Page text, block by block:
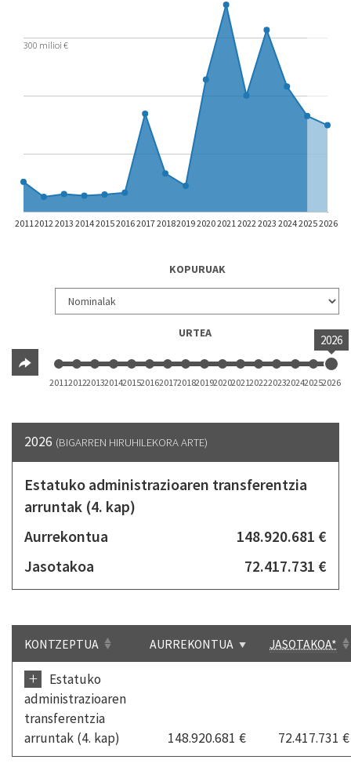
2011 2012 2013 20142015201620172018201920202021 20222023202420252026
300 milioi €
KOPURUAK
URTEA 2026
2011201220132014201520162017201820192020202120222023202420252026
2026 (BIGARREN HIRUHILEKORA ARTE)
Estatuko administrazioaren transferentzia
arruntak (4. kap)
Aurrekontua
148.920.681 €
Jasotakoa
72.417.731 €
KONTZEPTUA AURREKONTUA JASOTAKOA*
+
Estatuko
administrazioaren
transferentzia
arruntak (4. kap)
148.920.681 € 72.417.731 €